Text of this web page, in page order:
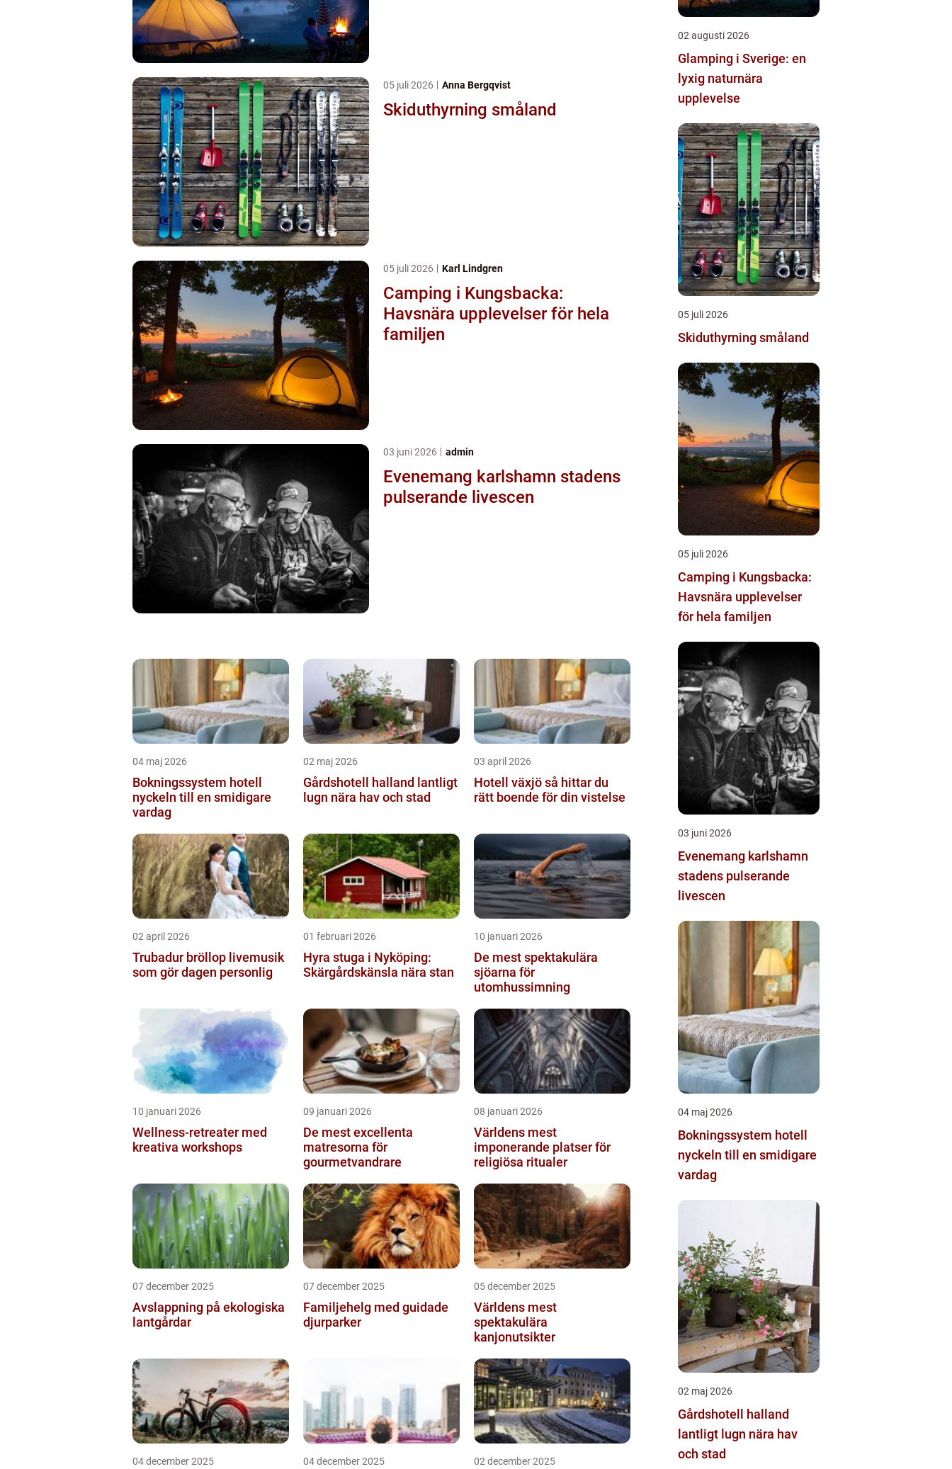
05 juli 2026 Anna Bergqvist
Skiduthyrning småland
05 juli 2026 Karl Lindgren
Camping i Kungsbacka:
Havsnära upplevelser för hela
familjen
03 juni 2026 admin
Evenemang karlshamn stadens
pulserande livescen
04 maj 2026
Bokningssystem hotell
nyckeln till en smidigare
vardag
02 maj 2026
Gårdshotell halland lantligt
lugn nära hav och stad
03 april 2026
Hotell växjö så hittar du
rätt boende för din vistelse
02 april 2026
Trubadur bröllop livemusik
som gör dagen personlig
01 februari 2026
Hyra stuga i Nyköping:
Skärgårdskänsla nära stan
10 januari 2026
De mest spektakulära
sjöarna för
utomhussimning
10 januari 2026
Wellness-retreater med
kreativa workshops
09 januari 2026
De mest excellenta
matresorna för
gourmetvandrare
08 januari 2026
Världens mest
imponerande platser för
religiösa ritualer
07 december 2025
Avslappning på ekologiska
lantgårdar
07 december 2025
Familjehelg med guidade
djurparker
05 december 2025
Världens mest
spektakulära
kanjonutsikter
04 december 2025 04 december 2025 02 december 2025
02 augusti 2026
Glamping i Sverige: en
lyxig naturnära
upplevelse
05 juli 2026
Skiduthyrning småland
05 juli 2026
Camping i Kungsbacka:
Havsnära upplevelser
för hela familjen
03 juni 2026
Evenemang karlshamn
stadens pulserande
livescen
04 maj 2026
Bokningssystem hotell
nyckeln till en smidigare
vardag
02 maj 2026
Gårdshotell halland
lantligt lugn nära hav
och stad